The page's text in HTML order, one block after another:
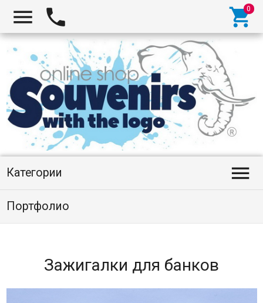
  
Категории 
Портфолио
Зажигалки для банков